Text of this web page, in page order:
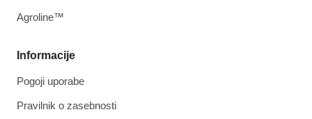
Informacije
Pogoji uporabe
Pravilnik o zasebnosti
Agroline™